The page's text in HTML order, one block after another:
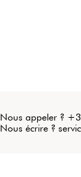
Nous appeler ?
Nous écrire ?